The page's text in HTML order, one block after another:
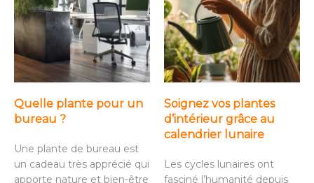
Quelle plante pour un
bureau ?
Une plante de bureau est
un cadeau très apprécié qui
apporte nature et bien-être
Soignez vos plantes
d’intérieur grâce au
calendrier lunaire
Les cycles lunaires ont
fasciné l’humanité depuis